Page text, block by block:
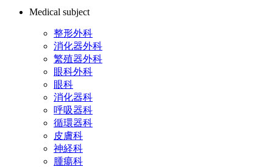
Medical subject
整形外科
消化器外科
繁殖器外科
眼科外科
眼科
消化器科
呼吸器科
循環器科
皮膚科
神経科
腫瘍科